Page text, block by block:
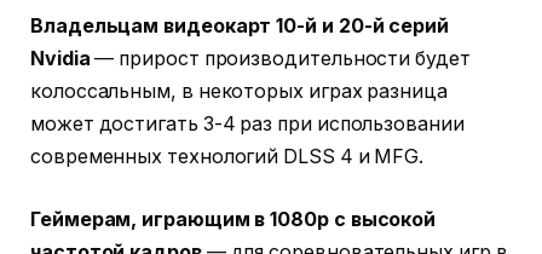
Владельцам видеокарт 10-й и 20-й серий
Nvidia — прирост производительности будет
колоссальным, в некоторых играх разница
может достигать 3-4 раз при использовании
современных технологий DLSS 4 и MFG.
Геймерам, играющим в 1080p с высокой